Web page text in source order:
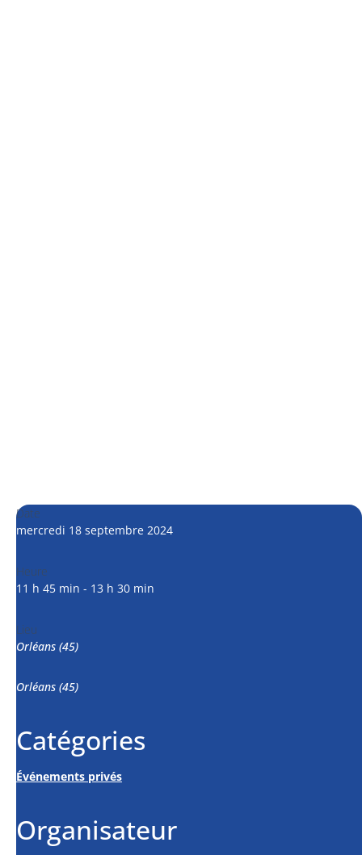
Date
mercredi 18 septembre 2024
Heure
11 h 45 min - 13 h 30 min
Lieu
Orléans (45)
Orléans (45)
Catégories
Événements privés
Organisateur